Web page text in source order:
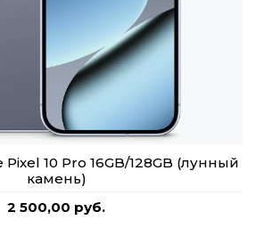
10 Pro 16GB/128GB (лунный
камень)
2 500,00 руб.